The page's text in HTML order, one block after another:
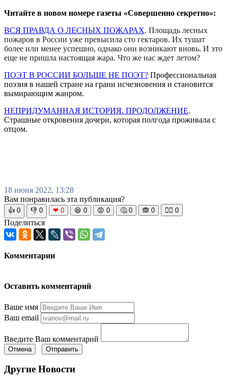
Читайте в новом номере газеты «Совершенно секретно»:
ВСЯ ПРАВДА О ЛЕСНЫХ ПОЖАРАХ. Площадь лесных
пожаров в России уже превысила сто гектаров. Их тушат
более или менее успешно, однако они возникают вновь. И это
еще не пришла настоящая жара. Что же нас ждет летом?
ПОЭТ В РОССИИ БОЛЬШЕ НЕ ПОЭТ? Профессиональная
поэзия в нашей стране на грани исчезновения и становится
вымирающим жанром.
НЕПРИДУМАННАЯ ИСТОРИЯ. ПРОДОЛЖЕНИЕ.
Страшные откровения дочери, которая полгода проживала с
отцом.
18 июня 2022, 13:28
Вам понравилась эта публикация?
👍 0 👎 0 ❤ 0 😆 0 😡 0 🤔 0 🙈 0 🧘‍♀️ 0
Поделиться
Комментарии
Оставить комментарий
Ваше имя
Ваш email
Введите Ваш комментарий
Отмена Отправить
Другие Новости